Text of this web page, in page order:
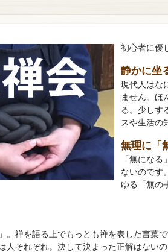
初心者に優
静かに坐
現代人はな
ません。ほ
る。少しす
スや生活の
無理に「
「無にな
ないのです
ゆる「無の
。禅を語る上でもっとも禅を表した言
人それぞれ。決して決まった正解はない